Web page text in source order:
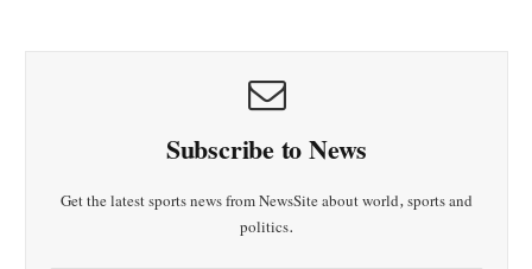
Subscribe to News
Get the latest sports news from NewsSite about world, sports and
politics.